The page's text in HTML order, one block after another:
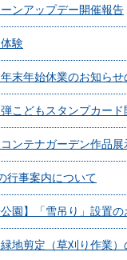
ンアップデー開催報告
験
末年始休業のお知らせ
こどもスタンプカード
ンテナガーデン作品
行事案内について
園】「雪吊り」設置
地剪定（草刈り作業